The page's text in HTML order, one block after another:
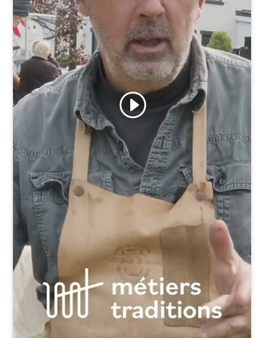
Cliquez pour accepter les cookies
marketing et activer ce contenu